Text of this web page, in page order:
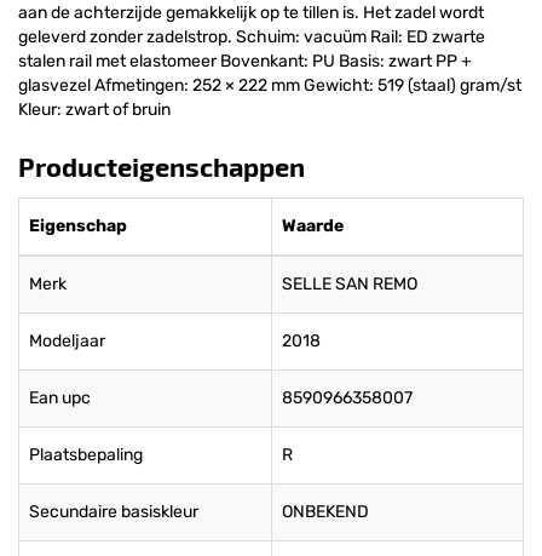
aan de achterzijde gemakkelijk op te tillen is. Het zadel wordt
geleverd zonder zadelstrop. Schuim: vacuüm Rail: ED zwarte
stalen rail met elastomeer Bovenkant: PU Basis: zwart PP +
glasvezel Afmetingen: 252 × 222 mm Gewicht: 519 (staal) gram/st
Kleur: zwart of bruin
Producteigenschappen
Eigenschap Waarde
Merk SELLE SAN REMO
Modeljaar 2018
Ean upc 8590966358007
Plaatsbepaling R
Secundaire basiskleur ONBEKEND